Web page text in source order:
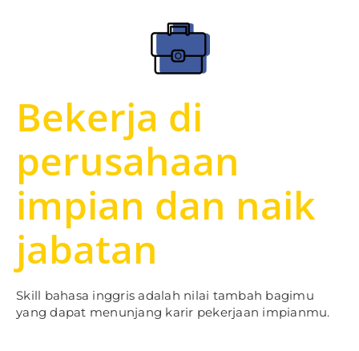
Bekerja di
perusahaan
impian dan naik
jabatan
Skill bahasa inggris adalah nilai tambah bagimu
yang dapat menunjang karir pekerjaan impianmu.